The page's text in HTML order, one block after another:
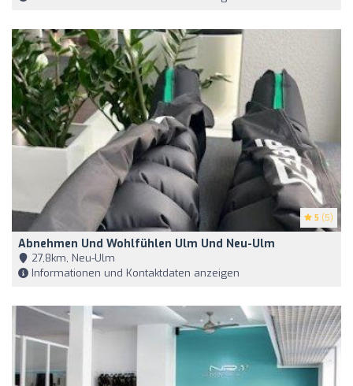
5 (5)
Abnehmen Und Wohlfühlen Ulm Und Neu-Ulm
27,8km, Neu-Ulm
Informationen und Kontaktdaten anzeigen